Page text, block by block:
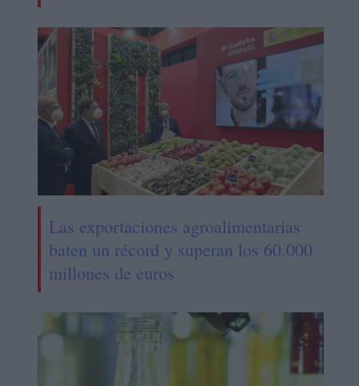
Las exportaciones agroalimentarias
baten un récord y superan los 60.000
millones de euros